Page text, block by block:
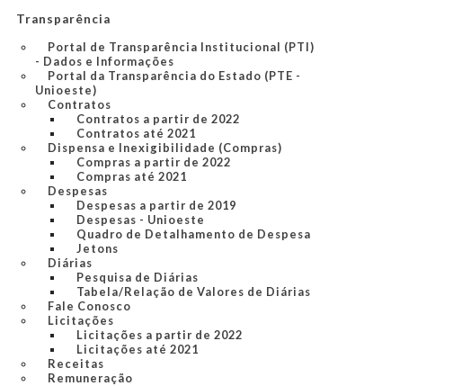
Transparência
Portal de Transparência Institucional (PTI)
- Dados e Informações
Portal da Transparência do Estado (PTE -
Unioeste)
Contratos
Contratos a partir de 2022
Contratos até 2021
Dispensa e Inexigibilidade (Compras)
Compras a partir de 2022
Compras até 2021
Despesas
Despesas a partir de 2019
Despesas - Unioeste
Quadro de Detalhamento de Despesa
Jetons
Diárias
Pesquisa de Diárias
Tabela/Relação de Valores de Diárias
Fale Conosco
Licitações
Licitações a partir de 2022
Licitações até 2021
Receitas
Remuneração